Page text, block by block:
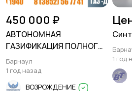
450 000 ₽
АВТОНОМНАЯ
ГАЗИФИКАЦИЯ ПОЛНОГО
ЦИКЛА
Барнаул
1 год назад
ВОЗРОЖДЕНИЕ
1 год